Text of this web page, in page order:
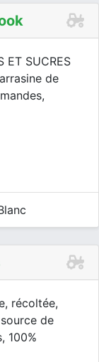
ET SUCRES
de
récoltée,
de
100%